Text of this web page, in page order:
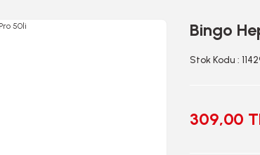
Bingo
Stok Kodu :
309,00